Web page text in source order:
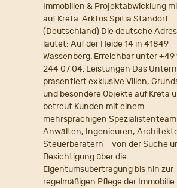
Immobilien & Projektabwicklung
auf Kreta. Arktos Spitia Standort
(Deutschland) Die deutsche
lautet: Auf der Heide 14 in 41849
Wassenberg. Erreichbar unter +49
244 07 04. Leistungen Das
präsentiert exklusive Villen,
und besondere Objekte auf Kreta
betreut Kunden mit einem
mehrsprachigen
Anwälten, Ingenieuren,
Steuerberatern – von der Suche
Besichtigung über die
Eigentumsübertragung bis hin zur
regelmäßigen Pflege der Immobilie.